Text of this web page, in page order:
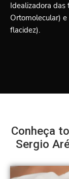
Idealizadora das
Ortomolecular)
flacidez).
Conheça
Sergio